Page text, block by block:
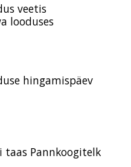
veetis
looduses
hingamispäev
taas Pannkoogitelk